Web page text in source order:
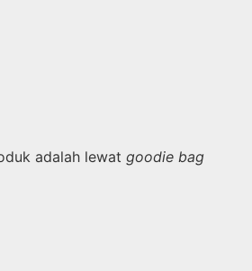
adalah lewat goodie bag